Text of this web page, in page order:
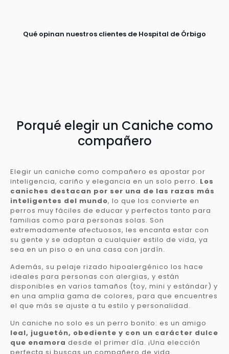
Qué opinan nuestros clientes de Hospital de Órbigo
Porqué elegir un Caniche como
compañero
Elegir un caniche como compañero es apostar por
inteligencia, cariño y elegancia en un solo perro. Los
caniches destacan por ser una de las razas más
inteligentes del mundo, lo que los convierte en
perros muy fáciles de educar y perfectos tanto para
familias como para personas solas. Son
extremadamente afectuosos, les encanta estar con
su gente y se adaptan a cualquier estilo de vida, ya
sea en un piso o en una casa con jardín.
Además, su pelaje rizado hipoalergénico los hace
ideales para personas con alergias, y están
disponibles en varios tamaños (toy, mini y estándar) y
en una amplia gama de colores, para que encuentres
el que más se ajuste a tu estilo y personalidad.
Un caniche no solo es un perro bonito: es un amigo
leal, juguetón, obediente y con un carácter dulce
que enamora desde el primer día. ¡Una elección